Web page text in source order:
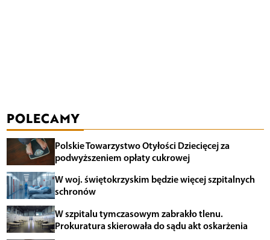
POLECAMY
Polskie Towarzystwo Otyłości Dziecięcej za
podwyższeniem opłaty cukrowej
W woj. świętokrzyskim będzie więcej szpitalnych
schronów
W szpitalu tymczasowym zabrakło tlenu.
Prokuratura skierowała do sądu akt oskarżenia